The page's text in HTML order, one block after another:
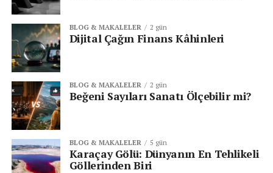
BLOG & MAKALELER 2 gün
Dijital Çağın Finans Kâhinleri
BLOG & MAKALELER 2 gün
Beğeni Sayıları Sanatı Ölçebilir mi?
BLOG & MAKALELER 5 gün
Karaçay Gölü: Dünyanın En Tehlikeli
Göllerinden Biri